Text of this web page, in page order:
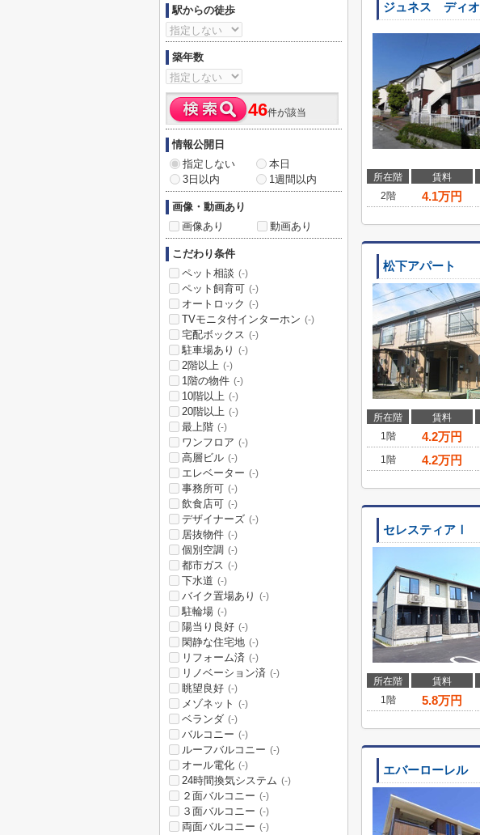
ジュネス ディオ
所在階 賃料
2階
4.1万円
松下アパート
所在階 賃料
1階
4.2万円
1階
4.2万円
セレスティアⅠ
所在階 賃料
1階
5.8万円
エバーローレル
駅からの徒歩
築年数
46件が該当
情報公開日
指定しない
本日
3日以内
1週間以内
画像・動画あり
画像あり
動画あり
こだわり条件
ペット相談 (-)
ペット飼育可 (-)
オートロック (-)
TVモニタ付インターホン (-)
宅配ボックス (-)
駐車場あり (-)
2階以上 (-)
1階の物件 (-)
10階以上 (-)
20階以上 (-)
最上階 (-)
ワンフロア (-)
高層ビル (-)
エレベーター (-)
事務所可 (-)
飲食店可 (-)
デザイナーズ (-)
居抜物件 (-)
個別空調 (-)
都市ガス (-)
下水道 (-)
バイク置場あり (-)
駐輪場 (-)
陽当り良好 (-)
閑静な住宅地 (-)
リフォーム済 (-)
リノベーション済 (-)
眺望良好 (-)
メゾネット (-)
ベランダ (-)
バルコニー (-)
ルーフバルコニー (-)
オール電化 (-)
24時間換気システム (-)
２面バルコニー (-)
３面バルコニー (-)
両面バルコニー (-)